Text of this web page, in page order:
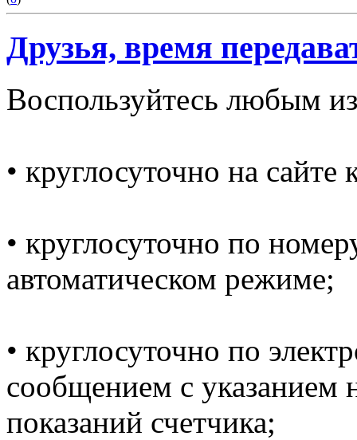
Друзья, время
Воспользуйтесь любым
• круглосуточно на
• круглосуточно по
автоматическом режиме;
• круглосуточно по
сообщением с указанием
показаний счетчика;